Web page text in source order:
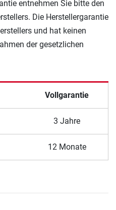
entnehmen Sie bitte den
Die Herstellergarantie
und hat keinen
der gesetzlichen
Vollgarantie
3 Jahre
12 Monate